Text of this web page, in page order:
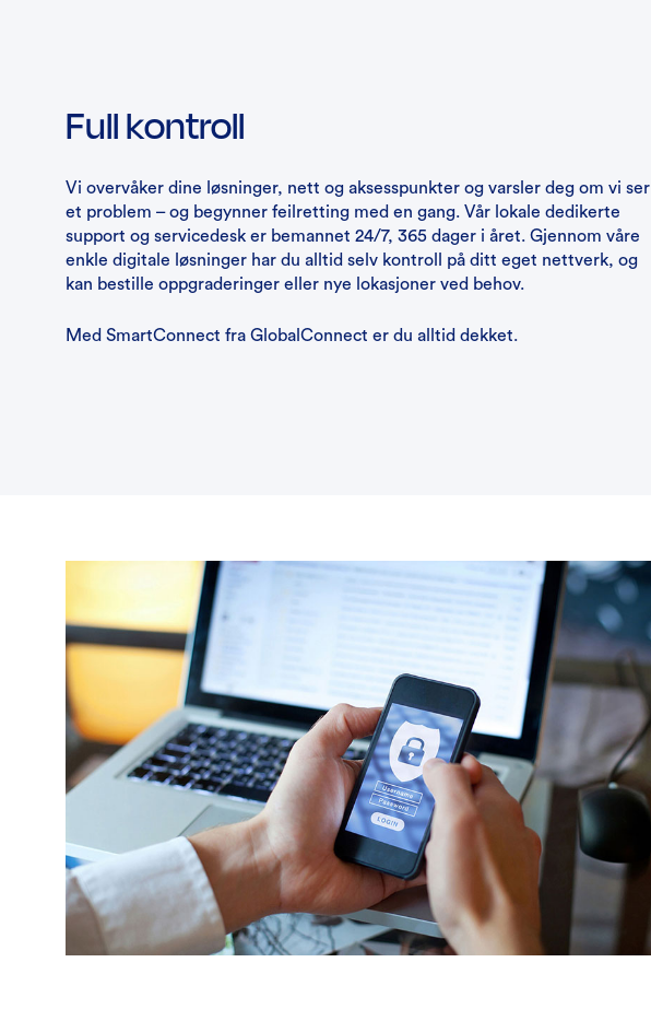
Full kontroll
Vi overvåker dine løsninger, nett og aksesspunkter og varsler deg om vi ser
et problem – og begynner feilretting med en gang. Vår lokale dedikerte
support og servicedesk er bemannet 24/7, 365 dager i året. Gjennom våre
enkle digitale løsninger har du alltid selv kontroll på ditt eget nettverk, og
kan bestille oppgraderinger eller nye lokasjoner ved behov.
Med SmartConnect fra GlobalConnect er du alltid dekket.